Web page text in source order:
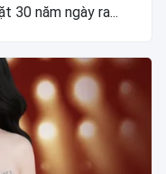
30 năm ngày ra...